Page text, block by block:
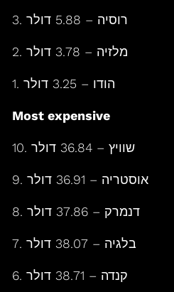
3. רוסיה – 5.88 דולר
2. מלזיה – 3.78 דולר
1. הודו – 3.25 דולר
Most expensive
10. שוויץ – 36.84 דולר
9. אוסטריה – 36.91 דולר
8. דנמרק – 37.86 דולר
7. בלגיה – 38.07 דולר
6. קנדה – 38.71 דולר